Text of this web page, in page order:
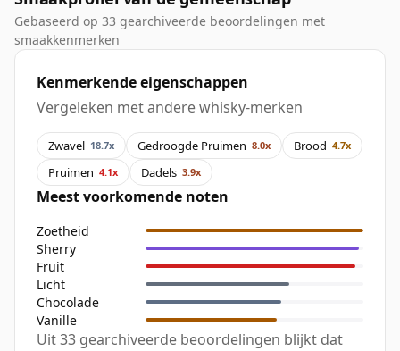
Gebaseerd op 33 gearchiveerde beoordelingen met
smaakkenmerken
Kenmerkende eigenschappen
Vergeleken met andere whisky-merken
Zwavel 18.7x Gedroogde Pruimen 8.0x Brood 4.7x
Pruimen 4.1x Dadels 3.9x
Meest voorkomende noten
Zoetheid
Sherry
Fruit
Licht
Chocolade
Vanille
Uit 33 gearchiveerde beoordelingen blijkt dat